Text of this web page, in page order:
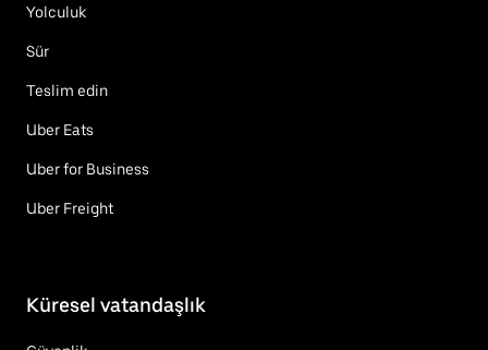
Yolculuk
Sür
Teslim edin
Uber Eats
Uber for Business
Uber Freight
Küresel vatandaşlık